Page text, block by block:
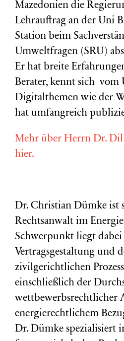
Mazedonien die
Lehrauftrag an der Uni
Station beim
Umweltfragen (SRU)
Er hat breite
Berater, kennt sich vom
Digitalthemen wie der
hat umfangreich
Mehr über Herrn Dr.
hier.
Dr. Christian Dümke ist
Rechtsanwalt im
Schwerpunkt liegt
Vertragsgestaltung und
zivilgerichtlichen
einschließlich der
wettbewerbsrechtlicher
energierechtlichem
Dr. Dümke spezialisiert